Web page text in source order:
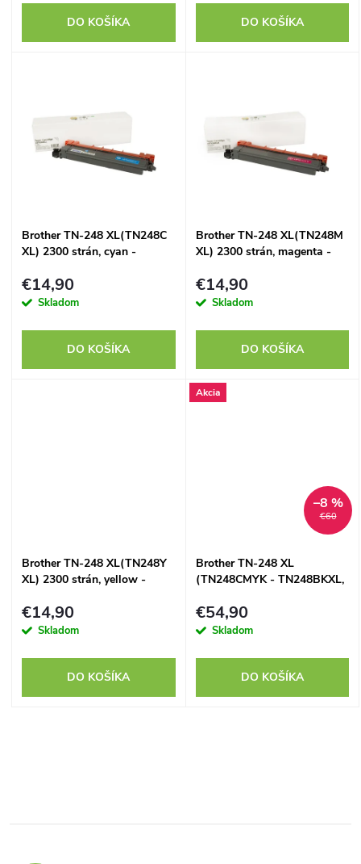
o
o
v
o
v
DO KOŠÍKA DO KOŠÍKA
Brother TN-248 XL(TN248C
XL) 2300 strán, cyan -
€14,90
Skladom
DO KOŠÍKA
Brother TN-248 XL(TN248M
XL) 2300 strán, magenta -
€14,90
Skladom
DO KOŠÍKA
Brother TN-248 XL(TN248Y
XL) 2300 strán, yellow -
€14,90
Skladom
DO KOŠÍKA
Akcia
€60
–8 %
Brother TN-248 XL
(TN248CMYK - TN248BKXL,
TN248YXL) set -
kompatibilný
€54,90
Skladom
DO KOŠÍKA
l